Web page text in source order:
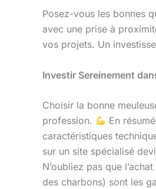
Posez-vous les bonnes
avec une prise à
vos projets. Un
Investir Sereinement
Choisir la bonne
profession.
En
caractéristiques
sur un site spécialisé
N’oubliez pas que
des charbons) sont les